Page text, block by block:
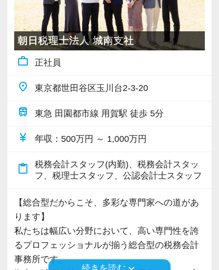
話を聞いてくれる先輩がいつもそばにいるので
安心してください。
業界特有の“かたさ”がないのも当社の魅力です！
■未経験から税理士事務所へ転職を検討している
方へ
matusmoto2024
【現役スタッフの声】
百貨店の美容部員から未経験で入社しました。
新しいことにチャレンジしてみたい、税金の知
識を身につけたいという思いから会計業界に飛
当社を選んだのはHPが充実していたから。
HPからとても楽しそうな会社の雰囲気が伝わっ
てきました。
会計業界の堅いイメージとは違いとても明る
す。
また関西・関東とそれぞれの拠点での交流もあ
り、オンライン・オフラインを問わず気軽に話
し合える社風です。
り】
社会保険等の一般的な福利厚生の他に、各種手
当も充実。
税務能力検定等の資格検定に合格するともらえ
年（10万円）を支給する「勤続手当」もありま
す。
consulting.com/recruit/environment/benefits）
【成長のための5つのこだわりを大事にしていま
す】
仕事をする上では5つのこだわり「クイックレス
当法人なら積み上げてきた経験を捨てることな
く、新しい分野にチャレンジすることができま
す。
だステージで活躍したい方は、ぜひ当法人へお
＜正社員（経験者）／入所5年目／男性＞
企画のキャリアを活かし、会計業界に飛び込み
この会社を選んだのは中小企業の経営を支援し
たいという思いを実現できるところだと思った
からです。
現在は、M&Aや経営の立て直しなどをしていま
す。
上記のほかにも税理士の資格をお持ちなら、相
続などの相談窓口に担当者として出向いていた
だくなど活躍の舞台を数多くご用意。
これまでのキャリアを捨てることなく、より専
門性の高い業務を手掛けられます。
やってみたいことには積極的にチャレンジでき
新たに手掛けてみたいことがあれば、ぜひ気軽
≪モバイルPC・仕事用スマホ貸与！在宅ワーク
なども柔軟に対応≫
働き方改革を推進し、時差出退勤や在宅ワーク
にも対応！
仕事用のモバイルPC、スマートフォンなども貸
与します。
名。
順調に規模を拡大し、成長を続けています。
経済誌でも規模の大きい会計事務所として頻繁
にランクインしている事務所です。
お客様、スタッフ、ステークホルダーの笑顔を
大切にします。
ご紹介のネットワークとなるステークホルダー
ご紹介頂いたお客様の課題を解決することで成
長を続けています。
目指すのは「一流の問題解決屋」です。
その実現に向けて、やる気のある魅力的な人材
をどんどん増やしていきたいと思っています。
【効率&チームワークを大事にしながら仕事をし
朝日税理士法人 城南支社
work_outline 正社員
place 東京都世田谷区玉川台2-3-20
train 東急 田園都市線 用賀駅 徒歩 5分
currency_yen 年収 ：500万円 ～ 1,000万円
content_paste
税務会計スタッフ(内勤)、税務会計スタッ
フ、税理士スタッフ、公認会計士スタッフ
【総合型だからこそ、多彩な専門家への道があ
ります】
私たちは幅広い分野において、高い専門性を誇
るプロフェッショナルが揃う総合型の税務会計
事務所です。